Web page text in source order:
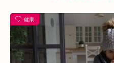
あい通信
あいSHOP 矯正
対応できる症状 上本町
健康